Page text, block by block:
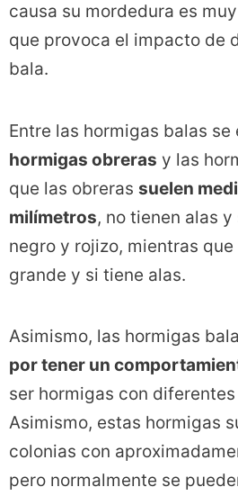
causa su mordedura es
que provoca el impacto de
bala.
Entre las hormigas balas se
hormigas obreras y las
que las obreras suelen
milímetros, no tienen alas
negro y rojizo, mientras que
grande y si tiene alas.
Asimismo, las hormigas
por tener un
ser hormigas con
Asimismo, estas hormigas
colonias con
pero normalmente se